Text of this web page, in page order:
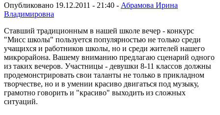
Опубликовано 19.12.2011 - 21:40 - Абрамова Ирина
Владимировна
Ставший традиционным в нашей школе вечер - конкурс
"Мисс школы" пользуется популярностью не только среди
учащихся и работников школы, но и среди жителей нашего
микрорайона. Вашему вниманию предлагаю сценарий одного
из таких вечеров. Участницы - девушки 8-11 классов должны
продемонстрировать свои таланты не только в прикладном
творчестве, но и в умении красиво двигаться под музыку,
грамотно говорить и "красиво" выходить из сложных
ситуаций.